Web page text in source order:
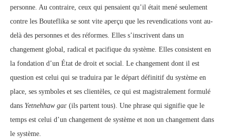
personne. Au contraire, ceux qui pensaient qu’il était mené seulement
contre les Bouteflika se sont vite aperçu que les revendications vont au-
delà des personnes et des réformes. Elles s’inscrivent dans un
changement global, radical et pacifique du système. Elles consistent en
la fondation d’un État de droit et social. Le changement dont il est
question est celui qui se traduira par le départ définitif du système en
place, ses symboles et ses clientèles, ce qui est magistralement formulé
dans Yetnehhaw gaɛ (ils partent tous). Une phrase qui signifie que le
temps est celui d’un changement de système et non un changement dans
le système.